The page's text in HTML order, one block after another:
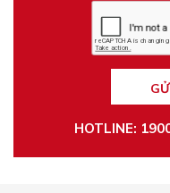
HOTLINE: